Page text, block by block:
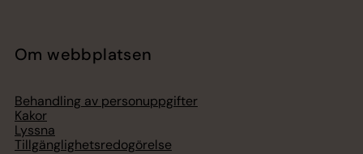
Om webbplatsen
Behandling av personuppgifter
Kakor
Lyssna
Tillgänglighetsredogörelse